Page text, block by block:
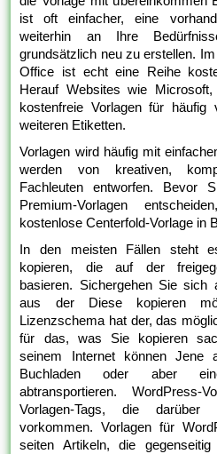
ist oft einfacher, eine
weiterhin an Ihre
grundsätzlich neu zu erstellen.
Office ist echt eine Reihe
Herauf Websites wie
kostenfreie Vorlagen für häufig
weiteren Etiketten.
Vorlagen wird häufig mit
werden von kreativen,
Fachleuten entworfen. Bevor
Premium-Vorlagen
kostenlose Centerfold-Vorlage in
In den meisten Fällen steht
kopieren, die auf der
basieren. Sichergehen Sie sich
aus der Diese kopieren
Lizenzschema hat der, das
für das, was Sie kopieren
seinem Internet können Jene
Buchladen oder aber
abtransportieren. WordPress-
Vorlagen-Tags, die darüber
vorkommen. Vorlagen für
seiten Artikeln, die